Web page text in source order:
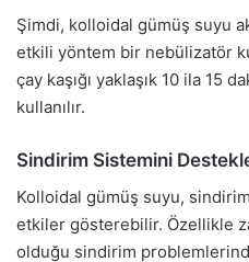
Şimdi, kolloidal gümüş suyu
etkili yöntem bir nebülizatör
çay kaşığı yaklaşık 10 ila 15
kullanılır.
Sindirim Sistemini
Kolloidal gümüş suyu,
etkiler gösterebilir. Özellikle
olduğu sindirim